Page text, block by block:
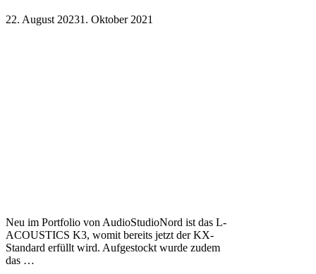
22. August 20231. Oktober 2021
Neu im Portfolio von AudioStudioNord ist das L-
ACOUSTICS K3, womit bereits jetzt der KX-
Standard erfüllt wird. Aufgestockt wurde zudem
das …